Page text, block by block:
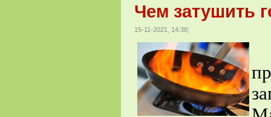
Чем затушить
15-11-2021, 14:38;